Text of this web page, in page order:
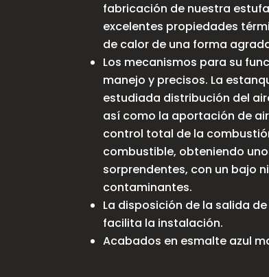
fabricación de nuestra estufa
excelentes propiedades
de calor de una forma
Los mecanismos para su
manejo y precisos. La
estudiada distribución del
así como la aportación de
control total de la
combustible, obteniendo
sorprendentes, con un bajo
contaminantes.
La disposición de la salida
facilita la instalación.
Acabados en esmalte azul